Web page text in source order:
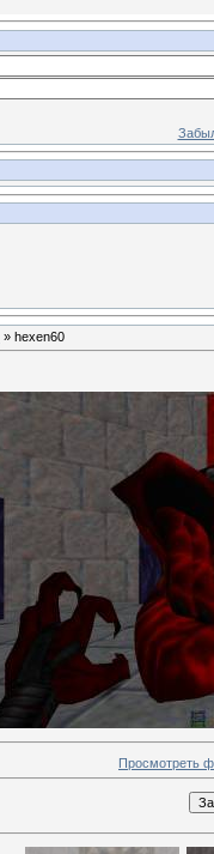
» hexen60
Просмотреть